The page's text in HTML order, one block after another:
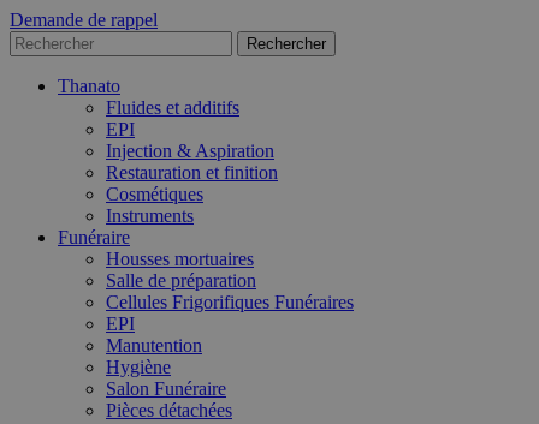
Demande de rappel
Thanato
Fluides et additifs
EPI
Injection & Aspiration
Restauration et finition
Cosmétiques
Instruments
Funéraire
Housses mortuaires
Salle de préparation
Cellules Frigorifiques Funéraires
EPI
Manutention
Hygiène
Salon Funéraire
Pièces détachées